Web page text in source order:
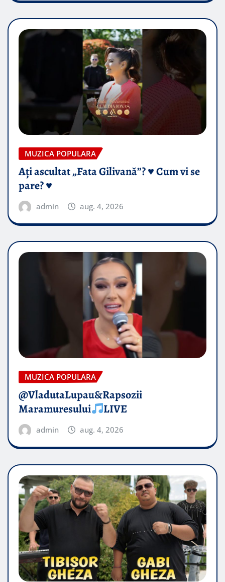
MUZICA POPULARA
Ați ascultat „Fata Gilivană”? ♥️ Cum vi se
pare? ♥️
admin aug. 4, 2026
MUZICA POPULARA
@VladutaLupau&Rapsozii
Maramuresului
LIVE
admin aug. 4, 2026